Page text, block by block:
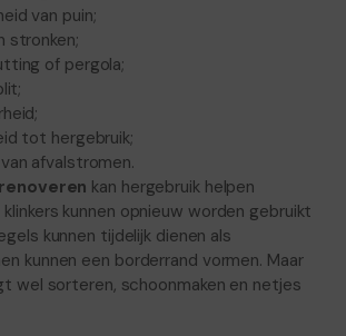
van puin;
stronken;
of pergola;
tot hergebruik;
afvalstromen.
kan hergebruik helpen
kunnen opnieuw worden gebruikt
kunnen tijdelijk dienen als
kunnen een borderrand vormen. Maar
wel sorteren, schoonmaken en netjes